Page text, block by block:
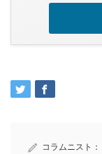
コラムニスト：